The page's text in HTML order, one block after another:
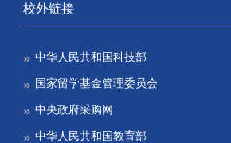
校外链接
中华人民共和国科技部
国家留学基金管理委员会
中央政府采购网
中华人民共和国教育部